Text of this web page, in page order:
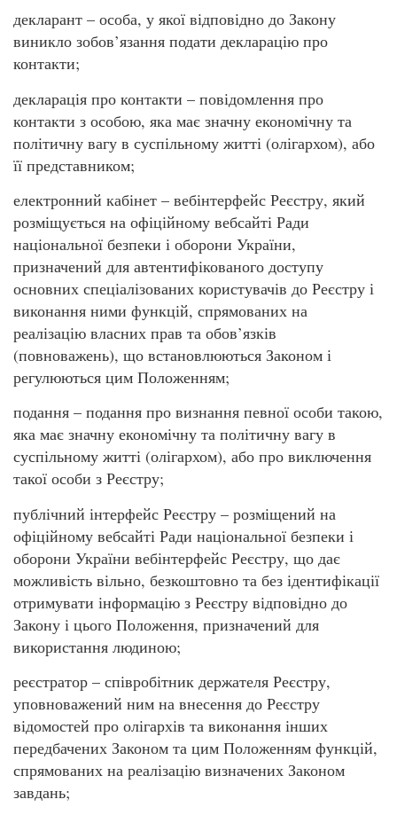
декларант – особа, у якої відповідно до Закону
виникло зобов’язання подати декларацію про
контакти;
декларація про контакти – повідомлення про
контакти з особою, яка має значну економічну та
політичну вагу в суспільному житті (олігархом), або
її представником;
електронний кабінет – вебінтерфейс Реєстру, який
розміщується на офіційному вебсайті Ради
національної безпеки і оборони України,
призначений для автентифікованого доступу
основних спеціалізованих користувачів до Реєстру і
виконання ними функцій, спрямованих на
реалізацію власних прав та обов’язків
(повноважень), що встановлюються Законом і
регулюються цим Положенням;
подання – подання про визнання певної особи такою,
яка має значну економічну та політичну вагу в
суспільному житті (олігархом), або про виключення
такої особи з Реєстру;
публічний інтерфейс Реєстру – розміщений на
офіційному вебсайті Ради національної безпеки і
оборони України вебінтерфейс Реєстру, що дає
можливість вільно, безкоштовно та без ідентифікації
отримувати інформацію з Реєстру відповідно до
Закону і цього Положення, призначений для
використання людиною;
реєстратор – співробітник держателя Реєстру,
уповноважений ним на внесення до Реєстру
відомостей про олігархів та виконання інших
передбачених Законом та цим Положенням функцій,
спрямованих на реалізацію визначених Законом
завдань;